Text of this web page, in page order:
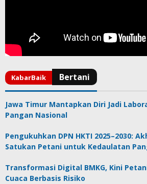
Jawa Timur Mantapkan Diri Jadi
Pangan Nasional
Pengukuhkan DPN HKTI 2025–2030:
Satukan Petani untuk Kedaulatan
Transformasi Digital BMKG, Kini
Cuaca Berbasis Risiko